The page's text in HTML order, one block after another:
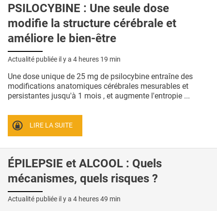
PSILOCYBINE : Une seule dose
modifie la structure cérébrale et
améliore le bien-être
Actualité publiée il y a 4 heures 19 min
Une dose unique de 25 mg de psilocybine entraîne des
modifications anatomiques cérébrales mesurables et
persistantes jusqu'à 1 mois , et augmente l'entropie ...
LIRE LA SUITE
ÉPILEPSIE et ALCOOL : Quels
mécanismes, quels risques ?
Actualité publiée il y a 4 heures 49 min